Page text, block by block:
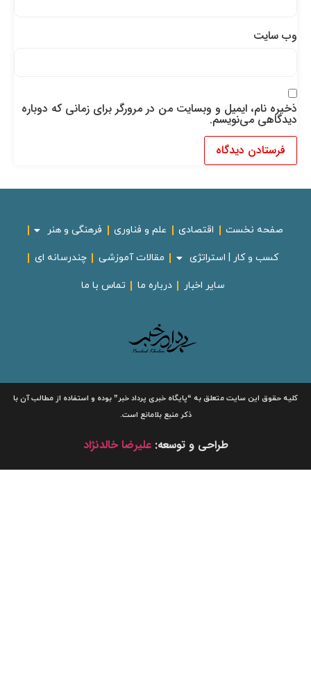
وب‌ سایت
ذخیره نام، ایمیل و وبسایت من در مرورگر برای زمانی که دوباره
دیدگاهی می‌نویسم.
صفحه نخست اقتصادی علم و فناوری فرهنگی و هنر
کسب و کار | استراتژی مقالات آموزشی چندرسانه ای
سایر اخبار درباره ما تماس با ما
کلیه حقوق این سایت متعلق به“پایگاه خبریپرداد خبر”بوده و استفاده از مطالب آن با
ذکر منبع بلامانع است.
طراحی و توسعه:علیرضا خالدنژاد